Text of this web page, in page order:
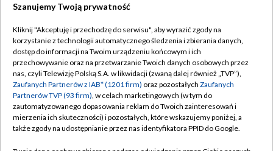
TVP
Abonament TVP
Emisja w TVP
Centrum informacji TVP
Naziemna Telewizja Cyfrowa
Regulamin TVP
Polityka prywatności
Moje zgody
Pomoc
Szanujemy Twoją prywatność
Kliknij "Akceptuję i przechodzę do serwisu", aby wyrazić zgody na
korzystanie z technologii automatycznego śledzenia i zbierania danych,
dostęp do informacji na Twoim urządzeniu końcowym i ich
przechowywanie oraz na przetwarzanie Twoich danych osobowych przez
nas, czyli Telewizję Polską S.A. w likwidacji (zwaną dalej również „TVP”),
Zaufanych Partnerów z IAB* (1201 firm) oraz pozostałych Zaufanych
Partnerów TVP (93 firm), w celach marketingowych (w tym do
zautomatyzowanego dopasowania reklam do Twoich zainteresowań i
mierzenia ich skuteczności) i pozostałych, które wskazujemy poniżej, a
także zgody na udostępnianie przez nas identyfikatora PPID do Google.